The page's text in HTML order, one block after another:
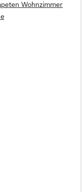
Wohnzimmer